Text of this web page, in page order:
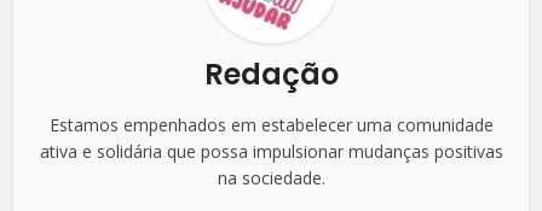
Redação
Estamos empenhados em estabelecer uma comunidade
ativa e solidária que possa impulsionar mudanças positivas
na sociedade.